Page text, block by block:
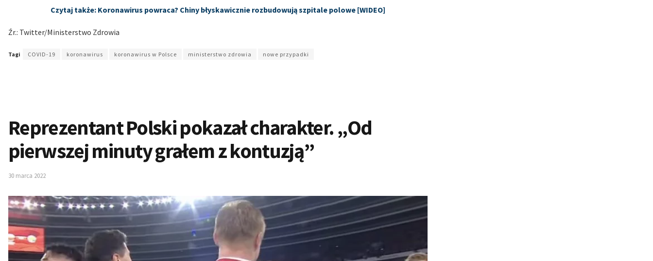
Czytaj także: Koronawirus powraca? Chiny błyskawicznie rozbudowują szpitale polowe [WIDEO]
Źr.: Twitter/Ministerstwo Zdrowia
Tagi COVID-19 koronawirus koronawirus w Polsce ministerstwo zdrowia nowe przypadki
Reprezentant Polski pokazał charakter. „Od
pierwszej minuty grałem z kontuzją”
30 marca 2022